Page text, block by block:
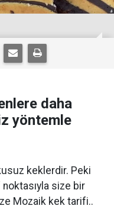
daha
yöntemle
keklerdir. Peki
noktasıyla size bir
Mozaik kek tarifi..